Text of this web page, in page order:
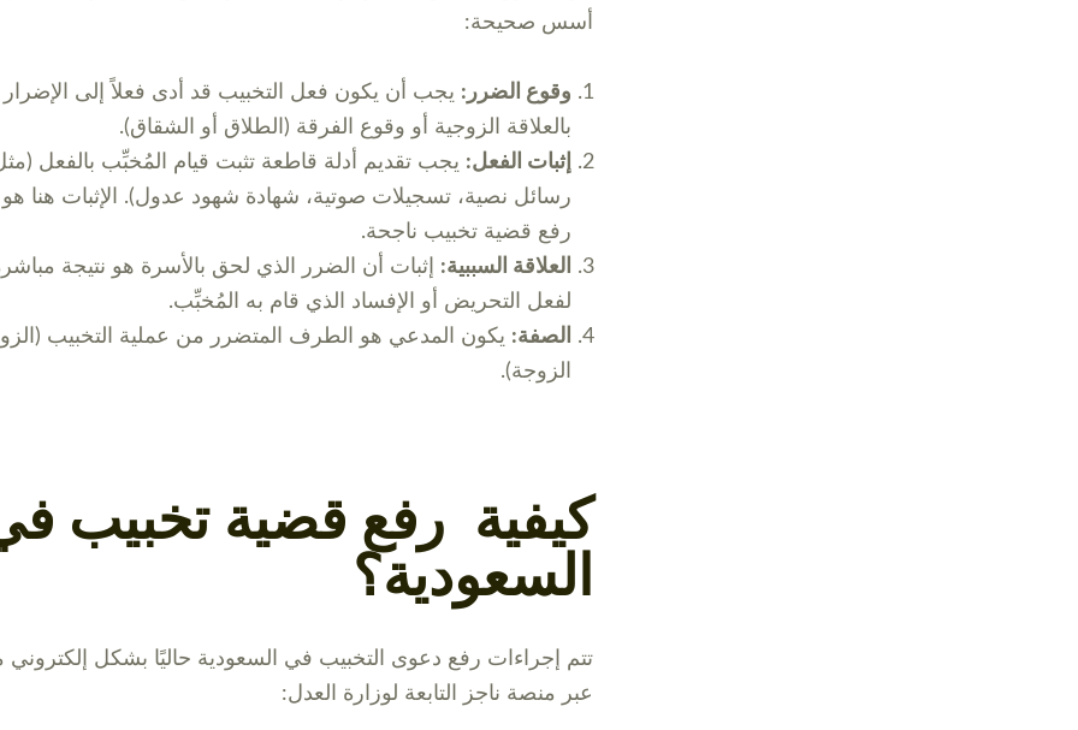
أسس صحيحة:
وقوع الضرر: يجب أن يكون فعل التخبيب قد أدى فعلاً إلى الإضرار
بالعلاقة الزوجية أو وقوع الفرقة (الطلاق أو الشقاق).
إثبات الفعل: يجب تقديم أدلة قاطعة تثبت قيام المُخبِّب بالفعل
رسائل نصية، تسجيلات صوتية، شهادة شهود عدول). الإثبات هنا هو
رفع قضية تخبيب ناجحة.
العلاقة السببية: إثبات أن الضرر الذي لحق بالأسرة هو نتيجة
لفعل التحريض أو الإفساد الذي قام به المُخبِّب.
الصفة: يكون المدعي هو الطرف المتضرر من عملية التخبيب
الزوجة).
كيفية رفع قضية تخبيب
السعودية؟
تتم إجراءات رفع دعوى التخبيب في السعودية حاليًا بشكل
عبر منصة ناجز التابعة لوزارة العدل: